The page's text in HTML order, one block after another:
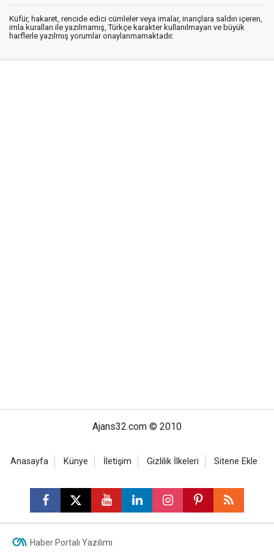
Küfür, hakaret, rencide edici cümleler veya imalar, inançlara saldırı içeren,
imla kuralları ile yazılmamış, Türkçe karakter kullanılmayan ve büyük
harflerle yazılmış yorumlar onaylanmamaktadır.
Ajans32.com © 2010
Anasayfa Künye İletişim Gizlilik İlkeleri Sitene Ekle
Haber Portalı Yazılımı